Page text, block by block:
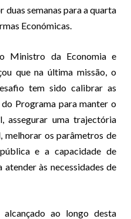
semanas para a quarta
Económicas.
Ministro da Economia e
que na última missão, o
tem sido calibrar as
Programa para manter o
assegurar uma trajectória
melhorar os parâmetros de
e a capacidade de
às necessidades de
ao longo desta